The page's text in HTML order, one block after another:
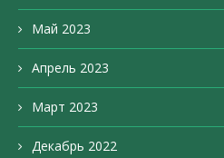
Май 2023
Апрель 2023
Март 2023
Декабрь 2022